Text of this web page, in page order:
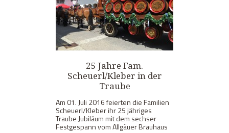
25 Jahre Fam.
Scheuerl/Kleber in der
Traube
Am 01. Juli 2016 feierten die Familien
Scheuerl/Kleber ihr 25 jähriges
Traube Jubiläum mit dem sechser
Festgespann vom Allgäuer Brauhaus